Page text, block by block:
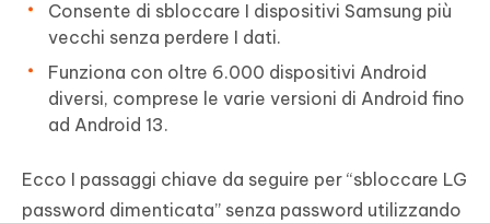
Consente di sbloccare I dispositivi Samsung più
vecchi senza perdere I dati.
Funziona con oltre 6.000 dispositivi Android
diversi, comprese le varie versioni di Android fino
ad Android 13.
Ecco I passaggi chiave da seguire per “sbloccare LG
password dimenticata” senza password utilizzando